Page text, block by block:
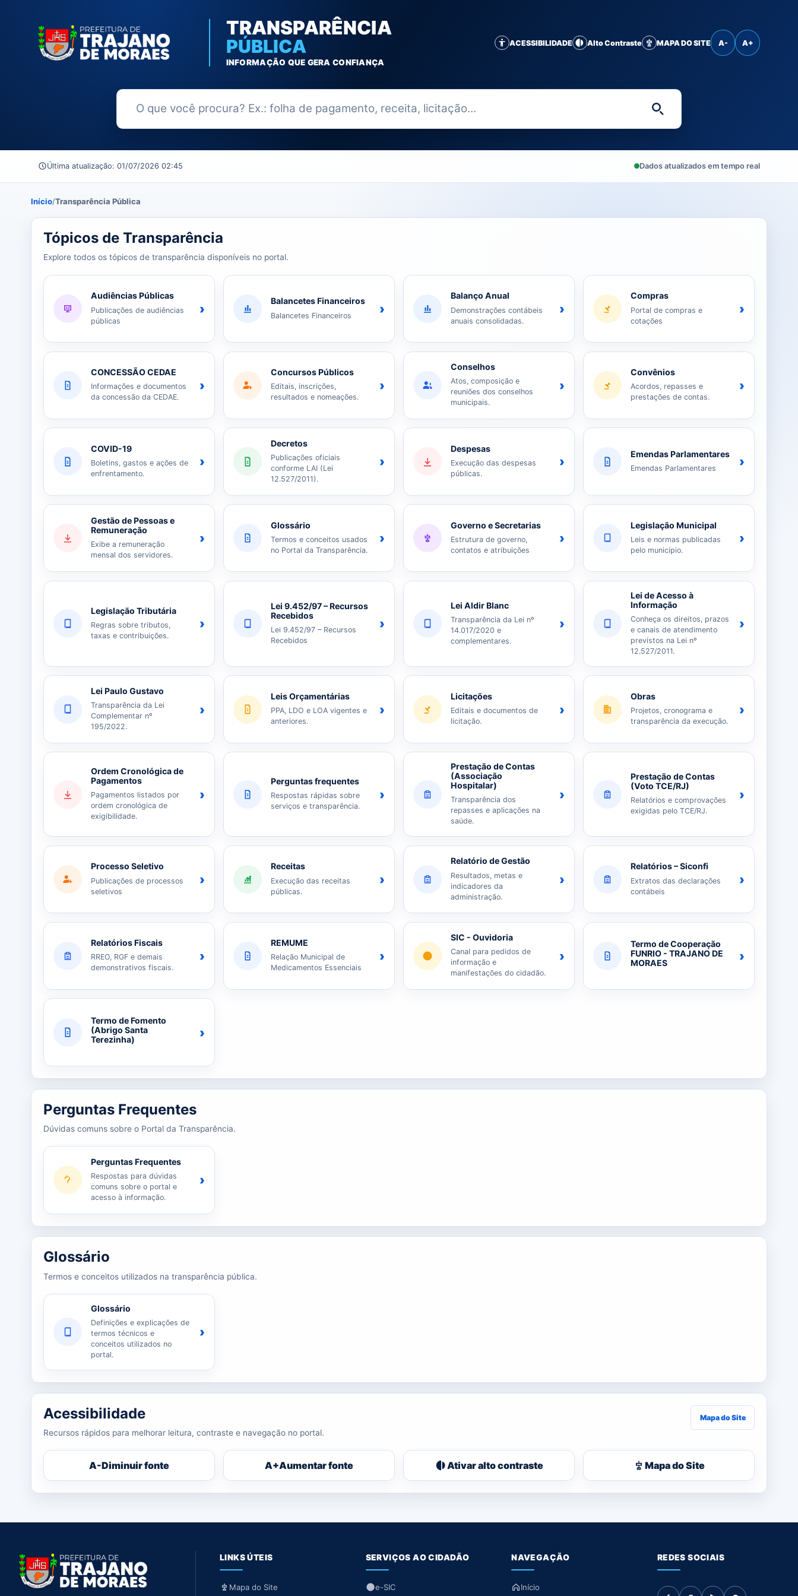
TRANSPARÊNCIA
PÚBLICA
INFORMAÇÃO QUE GERA CONFIANÇA
ACESSIBILIDADE Alto Contraste MAPA DO SITE A- A+
Buscar no Portal da Transparência Digite uma palavra-
Última atualização: 01/07/2026 02:45 Dados atualizados em tempo real
Início/Transparência Pública
37 tópicos carregados do banco de dados.
Tópicos de Transparência
Explore todos os tópicos de transparência disponíveis no portal.
Audiências Públicas
Publicações de audiências
públicas
›
Balancetes Financeiros
Balancetes Financeiros ›
Balanço Anual
Demonstrações contábeis
anuais consolidadas.
›
Compras
Portal de compras e
cotações
›
CONCESSÃO CEDAE
Informações e documentos
da concessão da CEDAE.
›
Concursos Públicos
Editais, inscrições,
resultados e nomeações.
›
Conselhos
Atos, composição e
reuniões dos conselhos
municipais.
›
Convênios
Acordos, repasses e
prestações de contas.
›
COVID-19
Boletins, gastos e ações de
enfrentamento.
›
Decretos
Publicações oficiais
conforme LAI (Lei
12.527/2011).
›
Despesas
Execução das despesas
públicas.
›
Emendas Parlamentares
Emendas Parlamentares ›
Gestão de Pessoas e
Remuneração
Exibe a remuneração
mensal dos servidores.
›
Glossário
Termos e conceitos usados
no Portal da Transparência.
›
Governo e Secretarias
Estrutura de governo,
contatos e atribuições
›
Legislação Municipal
Leis e normas publicadas
pelo município.
›
Legislação Tributária
Regras sobre tributos,
taxas e contribuições.
›
Lei 9.452/97 – Recursos
Recebidos
Lei 9.452/97 – Recursos
Recebidos
›
Lei Aldir Blanc
Transparência da Lei nº
14.017/2020 e
complementares.
›
Lei de Acesso à
Informação
Conheça os direitos, prazos
e canais de atendimento
previstos na Lei nº
12.527/2011.
›
Lei Paulo Gustavo
Transparência da Lei
Complementar nº
195/2022.
›
Leis Orçamentárias
PPA, LDO e LOA vigentes e
anteriores.
›
Licitações
Editais e documentos de
licitação.
›
Obras
Projetos, cronograma e
transparência da execução.
›
Ordem Cronológica de
Pagamentos
Pagamentos listados por
ordem cronológica de
exigibilidade.
›
Perguntas frequentes
Respostas rápidas sobre
serviços e transparência.
›
Prestação de Contas
(Associação
Hospitalar)
Transparência dos
repasses e aplicações na
saúde.
›
Prestação de Contas
(Voto TCE/RJ)
Relatórios e comprovações
exigidas pelo TCE/RJ.
›
Processo Seletivo
Publicações de processos
seletivos
›
Receitas
Execução das receitas
públicas.
›
Relatório de Gestão
Resultados, metas e
indicadores da
administração.
›
Relatórios – Siconfi
Extratos das declarações
contábeis
›
Relatórios Fiscais
RREO, RGF e demais
demonstrativos fiscais.
›
REMUME
Relação Municipal de
Medicamentos Essenciais
›
SIC - Ouvidoria
Canal para pedidos de
informação e
manifestações do cidadão.
›
Termo de Cooperação
FUNRIO - TRAJANO DE
MORAES
›
Termo de Fomento
(Abrigo Santa
Terezinha)
›
Perguntas Frequentes
Dúvidas comuns sobre o Portal da Transparência.
Perguntas Frequentes
Respostas para dúvidas
comuns sobre o portal e
acesso à informação.
›
Glossário
Termos e conceitos utilizados na transparência pública.
Glossário
Definições e explicações de
termos técnicos e
conceitos utilizados no
portal.
›
Acessibilidade
Recursos rápidos para melhorar leitura, contraste e navegação no portal.
Mapa do Site
A-Diminuir fonte A+Aumentar fonte Ativar alto contraste Mapa do Site
LINKS ÚTEIS
Mapa do Site
SERVIÇOS AO CIDADÃO
e-SIC
NAVEGAÇÃO
Início
REDES SOCIAIS